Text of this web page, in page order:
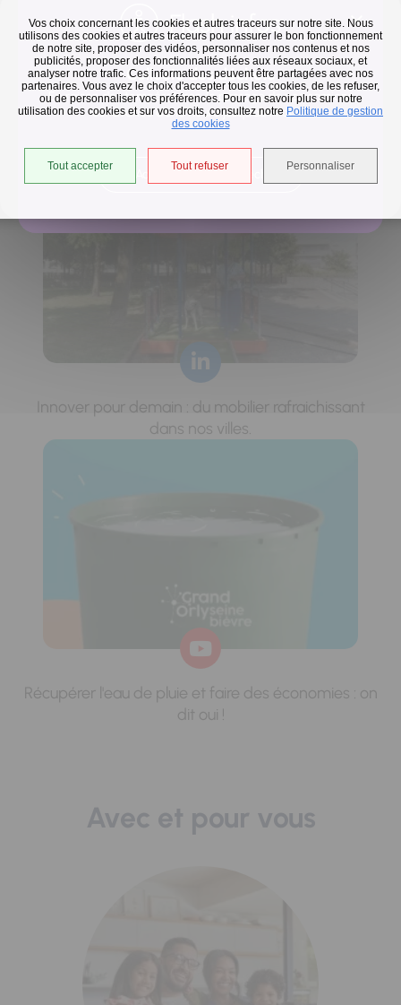
Vos choix concernant les cookies et autres traceurs sur notre site. Nous
utilisons des cookies et autres traceurs pour assurer le bon fonctionnement
de notre site, proposer des vidéos, personnaliser nos contenus et nos
publicités, proposer des fonctionnalités liées aux réseaux sociaux, et
analyser notre trafic. Ces informations peuvent être partagées avec nos
partenaires. Vous avez le choix d'accepter tous les cookies, de les refuser,
ou de personnaliser vos préférences. Pour en savoir plus sur notre
utilisation des cookies et sur vos droits, consultez notre Politique de gestion
des cookies
Tout accepter Tout refuser Personnaliser
Flash infos
Collecte des déchets
En raison des températures, le passage de nos camions
est avancé d'une heure jusqu'au 14 août.
Accéder à l'univers déchets
Horaires de collecte adaptés aux périodes de fortes
Innover pour demain : du mobilier rafraichissant
dans nos villes.
Récupérer l'eau de pluie et faire des économies : on
dit oui !
Avec et pour vous